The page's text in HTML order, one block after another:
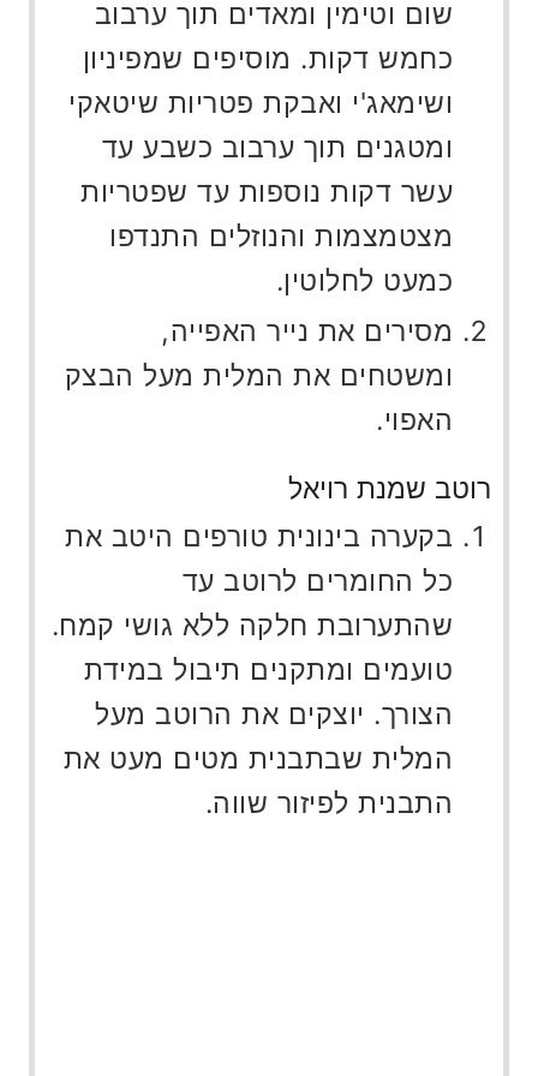
שום וטימין ומאדים תוך ערבוב
כחמש דקות. מוסיפים שמפיניון
ושימאג'י ואבקת פטריות שיטאקי
ומטגנים תוך ערבוב כשבע עד
עשר דקות נוספות עד שפטריות
מצטמצמות והנוזלים התנדפו
כמעט לחלוטין.
מסירים את נייר האפייה,
ומשטחים את המלית מעל הבצק
האפוי.
רוטב שמנת רויאל
בקערה בינונית טורפים היטב את
כל החומרים לרוטב עד
שהתערובת חלקה ללא גושי קמח.
טועמים ומתקנים תיבול במידת
הצורך. יוצקים את הרוטב מעל
המלית שבתבנית מטים מעט את
התבנית לפיזור שווה.